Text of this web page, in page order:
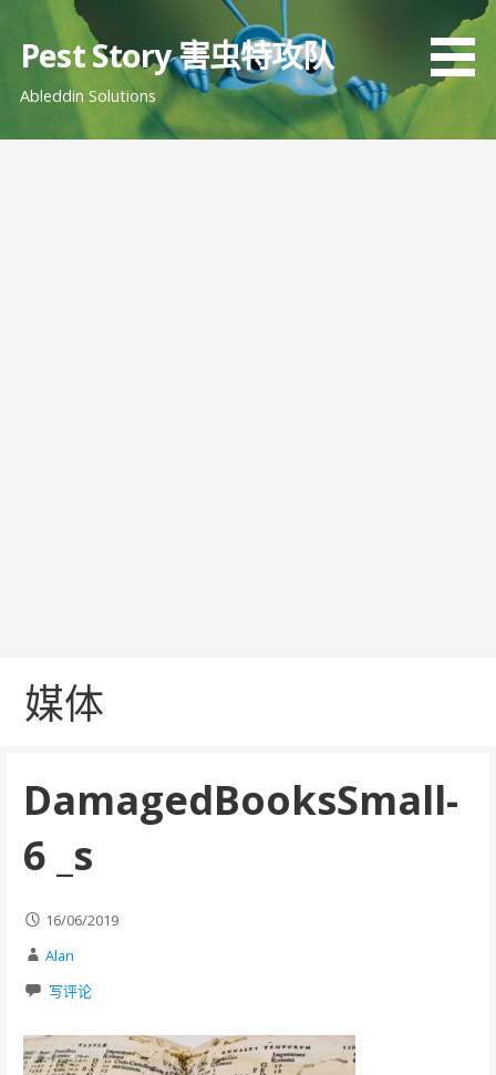
Pest Story 害虫特攻队
Ableddin Solutions
媒体
DamagedBooksSmall-
6 _s
16/06/2019
Alan
写评论